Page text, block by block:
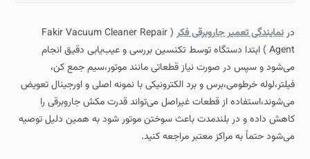
در نمایندگی تعمیر جاروبرقی فکر
( Fakir Vacuum Cleaner Repair
Agent ) ابتدا دستگاه توسط تکنسین بررسی و عیب‌یابی دقیق انجام
می‌شود و سپس در صورت نیاز قطعاتی مانند موتور،سیم جمع‌ کن،
فیلتر،لوله خرطومی،برس و برد الکترونیکی با نمونه اصلی و اورجینال تعویض
می‌شوند،استفاده از قطعات غیراصل می‌تواند قدرت مکش جاروبرقی را
کاهش داده و در بلندمدت باعث سوختن موتور شود به همین دلیل توصیه
می‌شود حتماً به مراکز معتبر مراجعه کنید.